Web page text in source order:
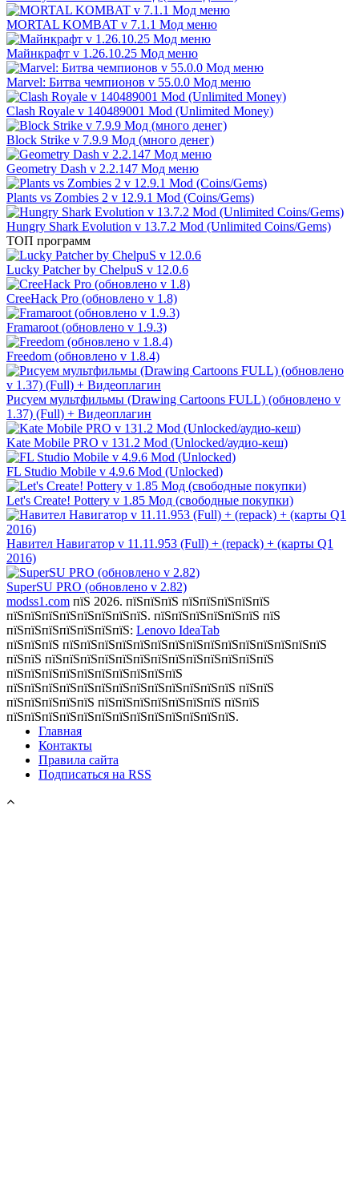
MORTAL KOMBAT v 7.1.1 Мод меню
Майнкрафт v 1.26.10.25 Мод меню
Marvel: Битва чемпионов v 55.0.0 Мод меню
Clash Royale v 140489001 Mod (Unlimited Money)
Block Strike v 7.9.9 Мод (много денег)
Geometry Dash v 2.2.147 Мод меню
Plants vs Zombies 2 v 12.9.1 Mod (Coins/Gems)
Hungry Shark Evolution v 13.7.2 Mod (Unlimited Coins/Gems)
ТОП программ
Lucky Patcher by ChelpuS v 12.0.6
CreeHack Pro (обновлено v 1.8)
Framaroot (обновлено v 1.9.3)
Freedom (обновлено v 1.8.4)
Рисуем мультфильмы (Drawing Cartoons FULL) (обновлено v
1.37) (Full) + Видеоплагин
Kate Mobile PRO v 131.2 Mod (Unlocked/аудио-кеш)
FL Studio Mobile v 4.9.6 Mod (Unlocked)
Let's Create! Pottery v 1.85 Мод (свободные покупки)
Навител Навигатор v 11.11.953 (Full) + (repack) + (карты Q1
2016)
SuperSU PRO (обновлено v 2.82)
modss1.com пїЅ 2026. пїЅпїЅпїЅ пїЅпїЅпїЅпїЅпїЅ
пїЅпїЅпїЅпїЅпїЅпїЅпїЅпїЅ. пїЅпїЅпїЅпїЅпїЅпїЅ пїЅ
пїЅпїЅпїЅпїЅпїЅпїЅпїЅ: Lenovo IdeaTab
пїЅпїЅпїЅ пїЅпїЅпїЅпїЅпїЅпїЅпїЅпїЅпїЅпїЅпїЅпїЅпїЅпїЅпїЅ
пїЅпїЅ пїЅпїЅпїЅпїЅпїЅпїЅпїЅпїЅпїЅпїЅпїЅпїЅпїЅ
пїЅпїЅпїЅпїЅпїЅпїЅпїЅпїЅпїЅпїЅ
пїЅпїЅпїЅпїЅпїЅпїЅпїЅпїЅпїЅпїЅпїЅпїЅпїЅ пїЅпїЅ
пїЅпїЅпїЅпїЅпїЅ пїЅпїЅпїЅпїЅпїЅпїЅпїЅ пїЅпїЅ
пїЅпїЅпїЅпїЅпїЅпїЅпїЅпїЅпїЅпїЅпїЅпїЅпїЅ.
Главная
Контакты
Правила сайта
Подписаться на RSS